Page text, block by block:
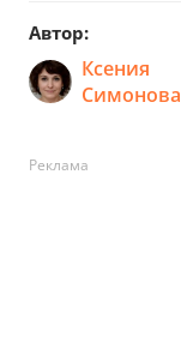
Автор:
Ксения
Симонова
Реклама